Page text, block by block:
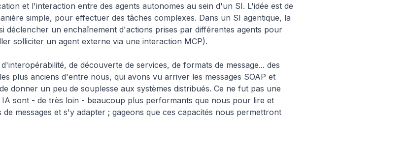
et l'interaction entre des agents autonomes au sein d'un SI. L'idée est de
simple, pour effectuer des tâches complexes. Dans un SI agentique, la
déclencher un enchaînement d'actions prises par différentes agents pour
solliciter un agent externe via une interaction MCP).
de découverte de services, de formats de message... des
plus anciens d'entre nous, qui avons vu arriver les messages SOAP et
donner un peu de souplesse aux systèmes distribués. Ce ne fut pas une
IA sont - de très loin - beaucoup plus performants que nous pour lire et
messages et s'y adapter ; gageons que ces capacités nous permettront